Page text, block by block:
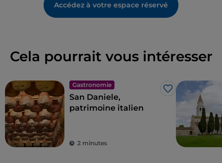
Accédez à votre espace réservé
Cela pourrait vous intéresser
Gastronomie
J’aime
San Daniele,
patrimoine italien
2 minutes